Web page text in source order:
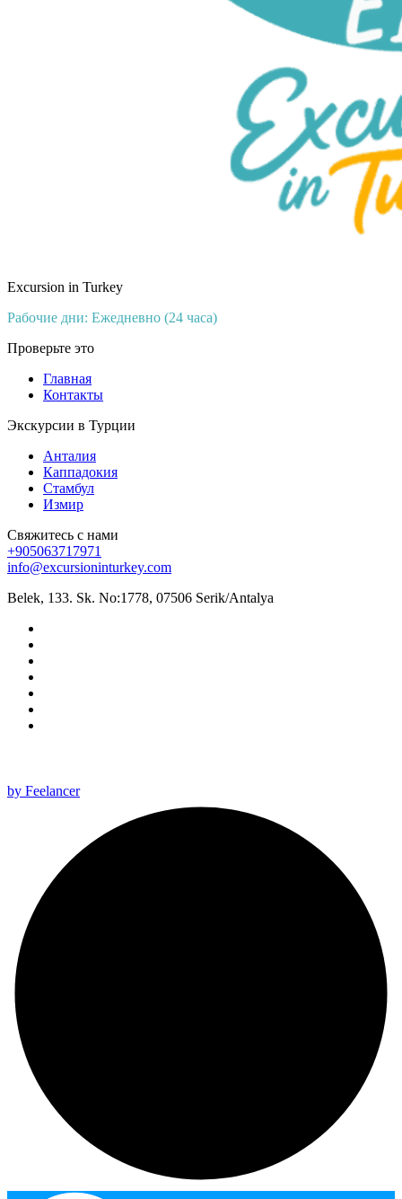
Excursion in Turkey
Рабочие дни: Ежедневно (24 часа)
Проверьте это
Главная
Контакты
Экскурсии в Турции
Анталия
Каппадокия
Стамбул
Измир
Свяжитесь с нами
+905063717971
info@excursioninturkey.com
Belek, 133. Sk. No:1778, 07506 Serik/Antalya
by Feelancer